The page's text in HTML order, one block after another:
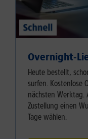
Overnight-
Heute bestellt,
surfen. Kostenlose
nächsten
Zustellung einen
Tage wählen.